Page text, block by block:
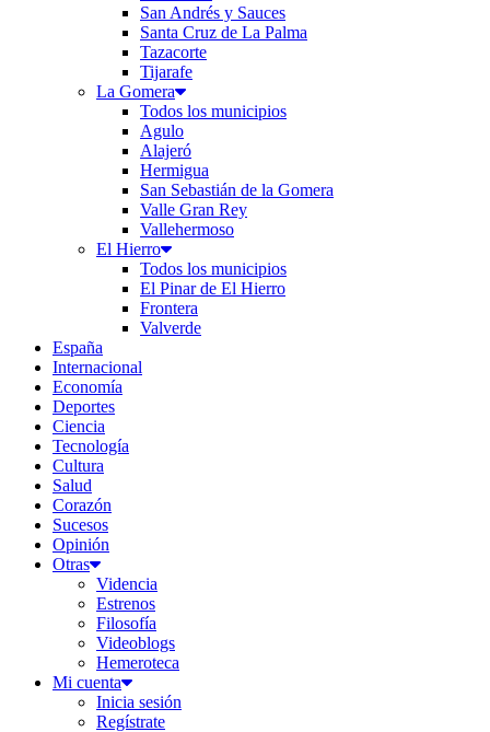
San Andrés y Sauces
Santa Cruz de La Palma
Tazacorte
Tijarafe
La Gomera
Todos los municipios
Agulo
Alajeró
Hermigua
San Sebastián de la Gomera
Valle Gran Rey
Vallehermoso
El Hierro
Todos los municipios
El Pinar de El Hierro
Frontera
Valverde
España
Internacional
Economía
Deportes
Ciencia
Tecnología
Cultura
Salud
Corazón
Sucesos
Opinión
Otras
Videncia
Estrenos
Filosofía
Videoblogs
Hemeroteca
Mi cuenta
Inicia sesión
Regístrate